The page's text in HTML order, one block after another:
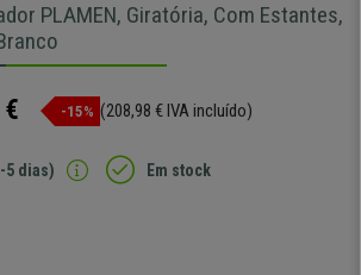
PLAMEN, Giratória, Com Estantes,
-15% (208,98 € IVA incluído)
5 dias) Em stock